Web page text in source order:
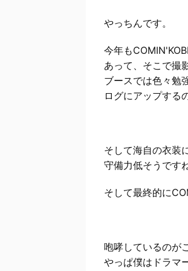
やっちんです。
今年も
あって、そこで撮
ブースでは色々勉
ログにアップする
そして海自の衣装
守備力低そうです
そして最終的に
咆哮しているのが
やっぱ僕はドラマ